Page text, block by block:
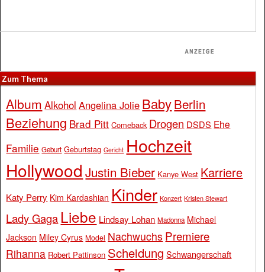
Zum Thema
Album Alkohol Angelina Jolie BabyBerlin
Beziehung Brad Pitt Comeback Drogen DSDS Ehe
Familie Geburt Geburtstag Gericht Hochzeit
Hollywood Justin Bieber Kanye West Karriere
Katy Perry Kim Kardashian Kinder Konzert Kristen Stewart
Lady Gaga Liebe Lindsay Lohan Madonna Michael
Jackson Miley Cyrus Model Nachwuchs Premiere
Rihanna Robert Pattinson Scheidung Schwangerschaft